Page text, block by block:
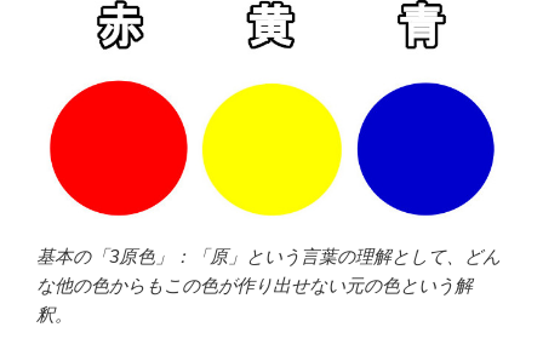
基本の「3原色」：「原」という言葉の理解として、どん
な他の色からもこの色が作り出せない元の色という解
釈。